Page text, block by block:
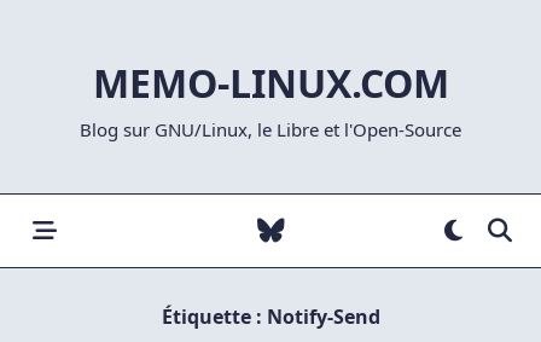
MEMO-LINUX.COM
Blog sur GNU/Linux, le Libre et l'Open-Source
Étiquette : Notify-Send